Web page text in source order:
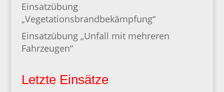
Einsatzübung
„Vegetationsbrandbekämpfung“
Einsatzübung „Unfall mit mehreren
Fahrzeugen“
Letzte Einsätze